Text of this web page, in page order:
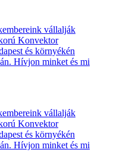
vállalják
Konvektor
és környékén
Hívjon minket és mi
vállalják
Konvektor
és környékén
Hívjon minket és mi